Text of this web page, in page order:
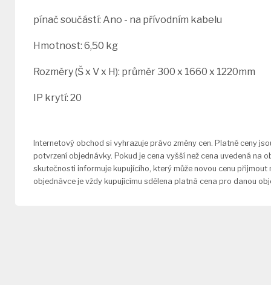
pínač součástí: Ano - na přívodním kabelu
Hmotnost: 6,50 kg
Rozměry (Š x V x H): průměr 300 x 1660 x 1220mm
IP krytí: 20
Internetový obchod si vyhrazuje právo změny cen. Platné ceny
potvrzení objednávky. Pokud je cena vyšší než cena uvedená na
skutečnosti informuje kupujícího, který může novou cenu
objednávce je vždy kupujícímu sdělena platná cena pro danou